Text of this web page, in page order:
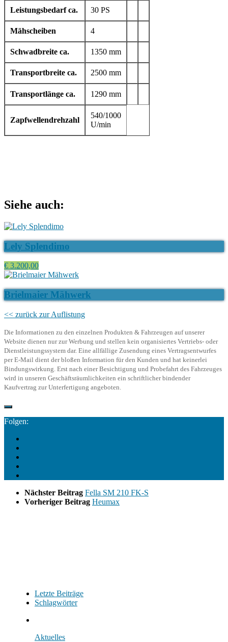
Leistungsbedarf ca. 30 PS
Mähscheiben 4
Schwadbreite ca. 1350 mm
Transportbreite ca. 2500 mm
Transportlänge ca. 1290 mm
Zapfwellendrehzahl
540/1000
U/min
Siehe auch:
Lely Splendimo
€ 3.200,00
Brielmaier Mähwerk
<< zurück zur Auflistung
Die Informationen zu den einzelnen Produkten & Fahrzeugen auf unserer
Website dienen nur zur Werbung und stellen kein organisiertes Vertriebs- oder
Dienstleistungssystem dar. Eine allfällige Zusendung eines Vertragsentwurfes
per E-Mail dient der bloßen Information für den Kunden und hat keinerlei
Bindungswirkung. Erst nach einer Besichtigung und Probefahrt des Fahrzeuges
wird in unseren Geschäftsräumlichkeiten ein schriftlicher bindender
Kaufvertrag zur Unterfertigung angeboten.
Folgen:
Nächster Beitrag Fella SM 210 FK-S
Vorheriger Beitrag Heumax
Letzte Beiträge
Schlagwörter
Aktuelles